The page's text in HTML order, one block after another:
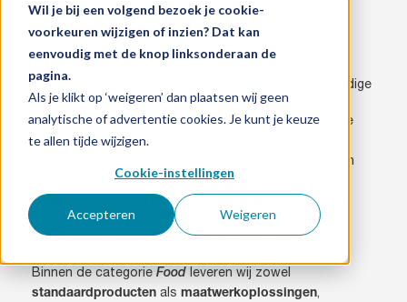
Wil je bij een volgend bezoek je cookie-
voorkeuren wijzigen of inzien? Dat kan
eenvoudig met de knop linksonderaan de
pagina.
Als je klikt op ‘weigeren’ dan plaatsen wij geen
analytische of advertentie cookies. Je kunt je keuze
te allen tijde wijzigen.
Cookie-instellingen
Accepteren Weigeren
Nieuws en evenementen
Downloads
Werken bij
zuivelanalyse
Voeding
Hettich Benelux ontwikkelt en produceert hoogwaardige
apparatuur voor de voedingsmiddelenindustrie,
waaronder het innovatieveMoPlant-systeemvoor de
analyse vanmelkvet
is speciaal ontworpen
voor het bepalen van dehittestabiliteit van magere
melkpoeder
, terwijl het fermentatiebad
nauwkeurige
temperatuurgradaties en pH-regeling biedt voor het
testen en ontwikkelen van diverse zuivelproducten.
Binnen de categorie Food leveren wij zowel
standaardproducten als maatwerkoplossingen,